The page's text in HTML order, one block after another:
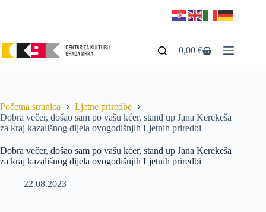
0,00€
Početna stranica
Ljetne priredbe
Dobra večer, došao sam po vašu kćer, stand up Jana Kerekeša
za kraj kazališnog dijela ovogodišnjih Ljetnih priredbi
Dobra večer, došao sam po vašu kćer, stand up Jana Kerekeša
za kraj kazališnog dijela ovogodišnjih Ljetnih priredbi
22.08.2023